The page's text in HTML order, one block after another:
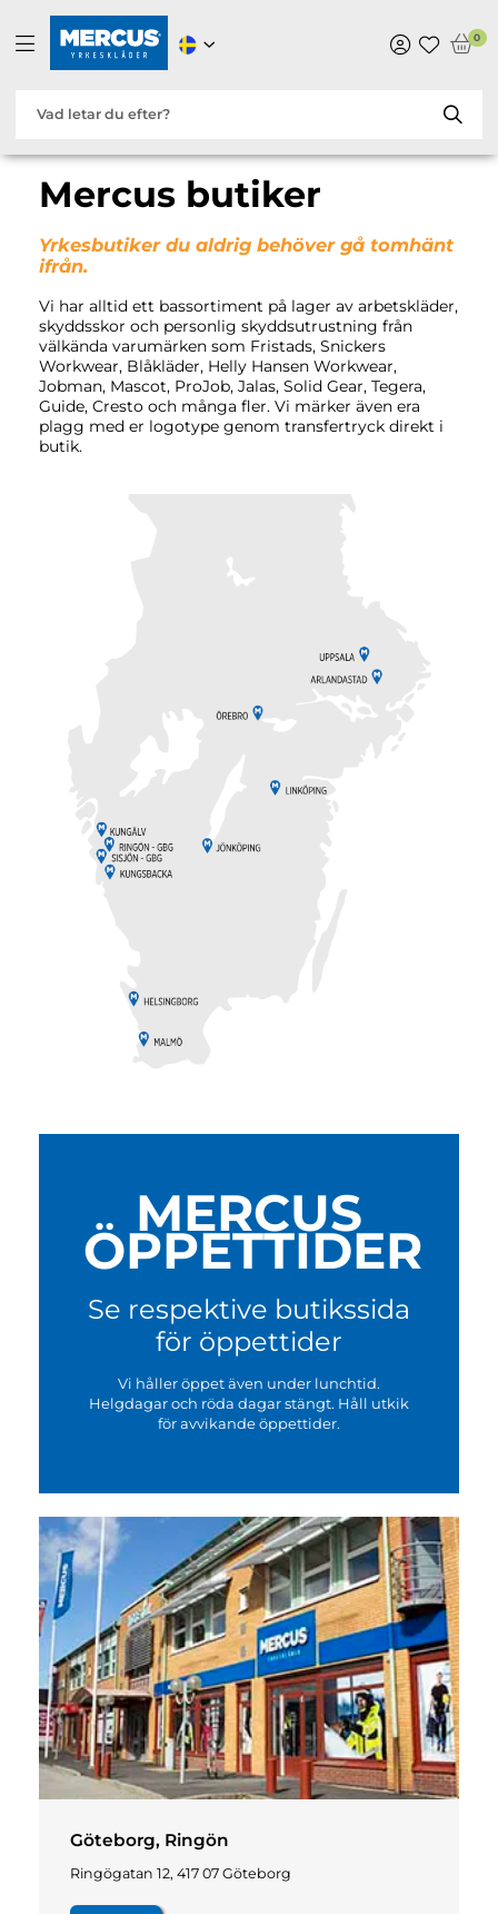
0
Mercus butiker
Yrkesbutiker du aldrig behöver gå tomhänt
ifrån.
Vi har alltid ett bassortiment på lager av arbetskläder,
skyddsskor och personlig skyddsutrustning från
välkända varumärken som Fristads, Snickers
Workwear, Blåkläder, Helly Hansen Workwear,
Jobman, Mascot, ProJob, Jalas, Solid Gear, Tegera,
Guide, Cresto och många fler. Vi märker även era
plagg med er logotype genom transfertryck direkt i
butik.
MERCUS
ÖPPETTIDER
Se respektive butikssida
för öppettider
Vi håller öppet även under lunchtid.
Helgdagar och röda dagar stängt. Håll utkik
för avvikande öppettider.
Göteborg, Ringön
Ringögatan 12, 417 07 Göteborg